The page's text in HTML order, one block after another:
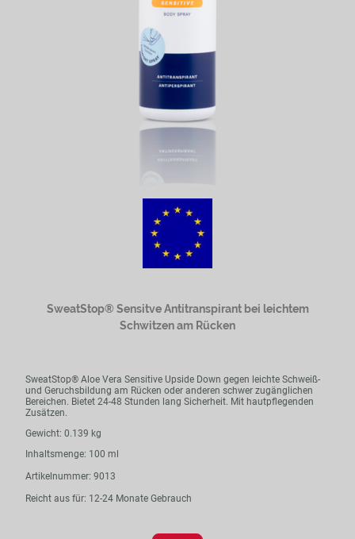
SweatStop® Sensitve Antitranspirant bei leichtem
Schwitzen am Rücken
SweatStop® Aloe Vera Sensitive Upside Down gegen leichte Schweiß-
und Geruchsbildung am Rücken oder anderen schwer zugänglichen
Bereichen. Bietet 24-48 Stunden lang Sicherheit. Mit hautpflegenden
Zusätzen.
Gewicht: 0.139 kg
Inhaltsmenge: 100 ml
Artikelnummer: 9013
Reicht aus für: 12-24 Monate Gebrauch